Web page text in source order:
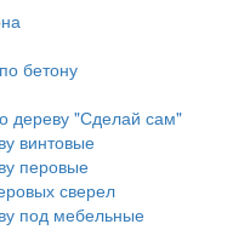
бетону
дереву "Сделай сам"
винтовые
перовые
сверел
под мебельные